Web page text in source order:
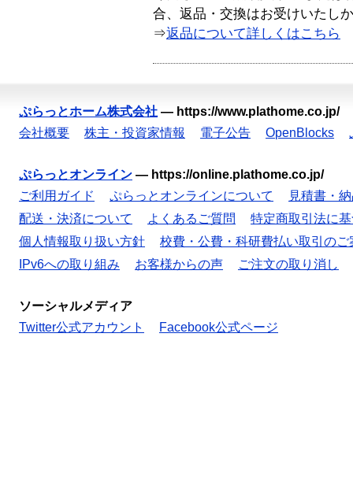
合、返品・交換はお受けいたし
⇒返品について詳しくはこちら
ぷらっとホーム株式会社 — https://www.plathome.co.jp/
会社概要
株主・投資家情報 電子公告 OpenBlocks
ぷらっとオンライン — https://online.plathome.co.jp/
ご利用ガイド
ぷらっとオンラインについて
見積書・
配送・決済について
よくあるご質問
特定商取引法に
個人情報取り扱い方針
校費・公費・科研費払い取引のご
IPv6への取り組み
お客様からの声 ご注文の取り消し
ソーシャルメディア
Twitter公式アカウント
Facebook公式ページ